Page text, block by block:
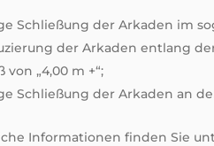
Schließung der Arkaden im
der Arkaden entlang
von „4,00 m +“;
Schließung der Arkaden an
Informationen finden Sie